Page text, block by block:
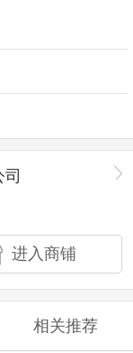
进入商铺
相关推荐